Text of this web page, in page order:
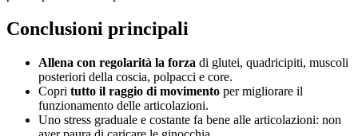
Conclusioni principali
Allena con regolarità la forza di glutei, quadricipiti, muscoli
posteriori della coscia, polpacci e core.
Copri tutto il raggio di movimento per migliorare il
funzionamento delle articolazioni.
Uno stress graduale e costante fa bene alle articolazioni: non